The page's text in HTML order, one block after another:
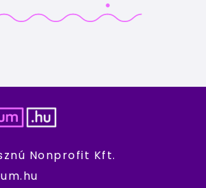
Nonprofit Kft.